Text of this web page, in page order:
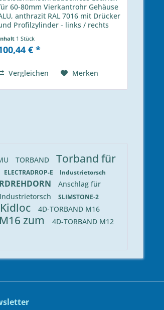
60-80mm Vierkantrohr Gehäuse
anthrazit RAL 7016 mit Drücker
Profilzylinder - links / rechts
touriger Schließbolzen mit 25mm
- Riegelverstellung bis 20mm...
1 Stück
€ *
Vergleichen Merken
TORBAND Torband für
ELECTRADROP-E
Industrietorsch
Anschlag für
Industrietorsch SLIMSTONE-2
Kidloc
4D-TORBAND M16
zum 4D-TORBAND M12